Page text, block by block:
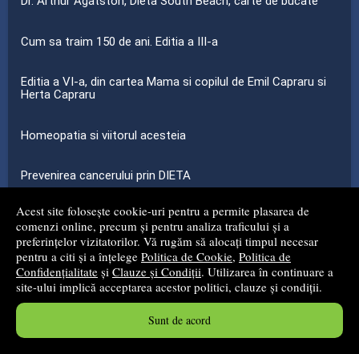
Acest site folosește cookie-uri pentru a permite plasarea de
comenzi online, precum și pentru analiza traficului și a
preferințelor vizitatorilor. Vă rugăm să alocați timpul necesar
pentru a citi și a înțelege Politica de Cookie, Politica de
Confidențialitate și Clauze și Condiții. Utilizarea în continuare a
site-ului implică acceptarea acestor politici, clauze și condiții.
Sunt de acord
Cum sa traim 150 de ani. Editia a III-a
Editia a VI-a, din cartea Mama si copilul de Emil Capraru si
Herta Capraru
Homeopatia si viitorul acesteia
Prevenirea cancerului prin DIETA
...toate știrile
© 2008 - 2026S.C. MG NET DISTRIBUTION S.R.L.
Magazin onlinecreat deVital Soft